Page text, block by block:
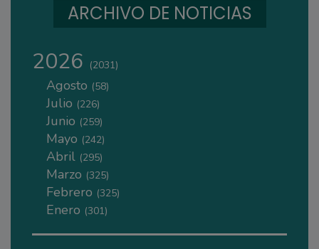
ARCHIVO DE NOTICIAS
2026 (2031)
Agosto (58)
Julio (226)
Junio (259)
Mayo (242)
Abril (295)
Marzo (325)
Febrero (325)
Enero (301)